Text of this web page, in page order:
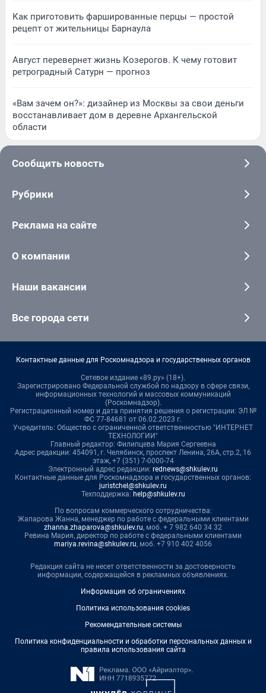
Как приготовить фаршированные перцы — простой
рецепт от жительницы Барнаула
Август перевернет жизнь Козерогов. К чему готовит
ретроградный Сатурн — прогноз
«Вам зачем он?»: дизайнер из Москвы за свои деньги
восстанавливает дом в деревне Архангельской
области
Сообщить новость
Рубрики
Реклама на сайте
О компании
Наши вакансии
Все города сети
Контактные данные для Роскомнадзора и государственных органов
Сетевое издание «89.ру» (18+).
Зарегистрировано Федеральной службой по надзору в сфере связи,
информационных технологий и массовых коммуникаций
(Роскомнадзор).
Регистрационный номер и дата принятия решения о регистрации: ЭЛ №
ФС 77-84681 от 06.02.2023 г.
Учредитель: Общество с ограниченной ответственностью "ИНТЕРНЕТ
ТЕХНОЛОГИИ"
Главный редактор: Филипцева Мария Сергеевна
Адрес редакции: 454091, г. Челябинск, проспект Ленина, 26А, стр.2, 16
этаж, +7 (351) 7-0000-74
Электронный адрес редакции: rednews@shkulev.ru
Контактные данные для Роскомнадзора и государственных органов:
juristchel@shkulev.ru
Техподдержка: help@shkulev.ru
По вопросам коммерческого сотрудничества:
Жапарова Жанна, менеджер по работе с федеральными клиентами
zhanna.zhaparova@shkulev.ru, моб. + 7 982 640 34 32
Ревина Мария, директор по работе с федеральными клиентами
mariya.revina@shkulev.ru, моб. +7 910 402 4056
Редакция сайта не несет ответственности за достоверность
информации, содержащейся в рекламных объявлениях.
Информация об ограничениях
Политика использования cookies
Рекомендательные системы
Политика конфиденциальности и обработки персональных данных и
правила использования сайта